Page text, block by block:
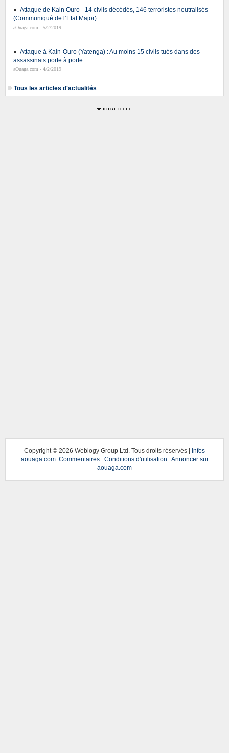
Attaque de Kain Ouro - 14 civils décédés, 146 terroristes neutralisés
(Communiqué de l’Etat Major)
aOuaga.com - 5/2/2019
Attaque à Kain-Ouro (Yatenga) : Au moins 15 civils tués dans des
assassinats porte à porte
aOuaga.com - 4/2/2019
Tous les articles d'actualités
Copyright © 2026 Weblogy Group Ltd. Tous droits réservés | Infos
aouaga.com. Commentaires. Conditions d'utilisation
Annoncer sur
aouaga.com